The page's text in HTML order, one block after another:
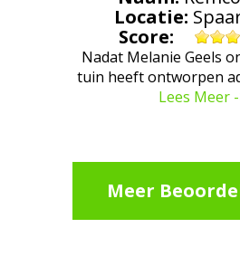
Locatie:
Score:
Nadat Melanie Geels
tuin heeft ontworpen
Lees Meer
Meer